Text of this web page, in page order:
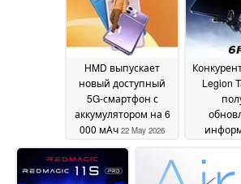
HMD выпускает
новый доступный
5G-смартфон с
аккумулятором на 6
000 мАч 22 May 2026
Legion